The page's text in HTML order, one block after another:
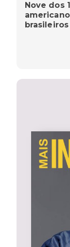
Nove dos
brasileiros